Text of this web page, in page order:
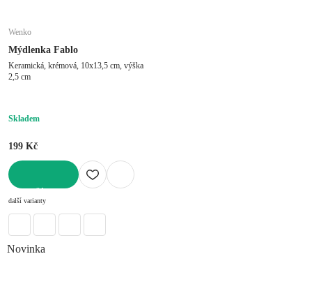
Wenko
Mýdlenka Fablo
Keramická, krémová, 10x13,5 cm, výška
2,5 cm
Skladem
199 Kč
další varianty
Novinka